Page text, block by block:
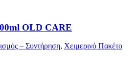
OLD CARE
– Συντήρηση, Χειμερινό Πακέτο